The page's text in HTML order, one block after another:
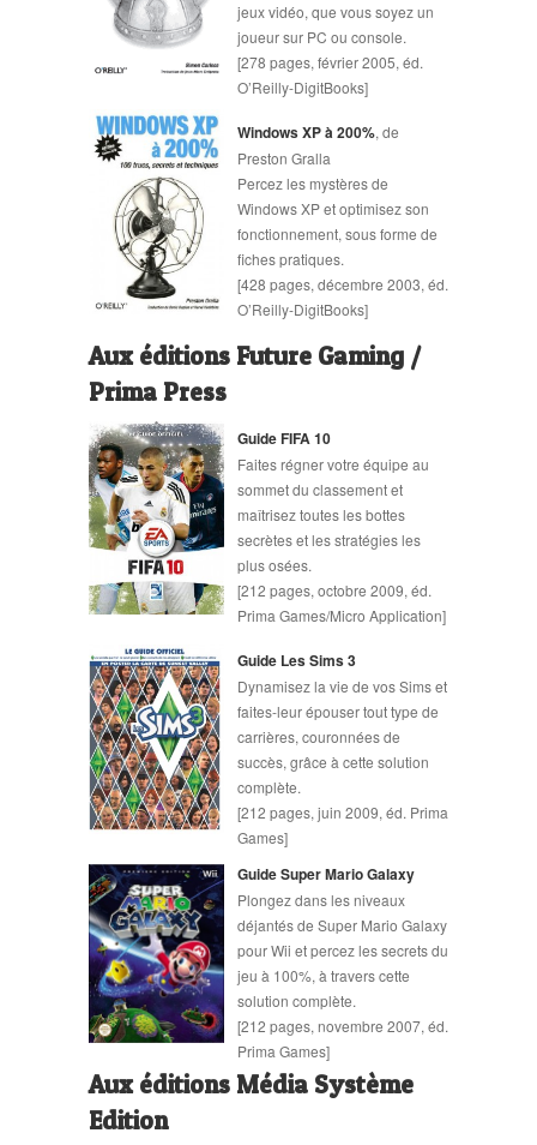
jeux vidéo, que vous soyez un
joueur sur PC ou console.
[278 pages, février 2005, éd.
O’Reilly-DigitBooks]
Windows XP à 200%, de
Preston Gralla
Percez les mystères de
Windows XP et optimisez son
fonctionnement, sous forme de
fiches pratiques.
[428 pages, décembre 2003, éd.
O’Reilly-DigitBooks]
Aux éditions Future Gaming /
Prima Press
Guide FIFA 10
Faites régner votre équipe au
sommet du classement et
maîtrisez toutes les bottes
secrètes et les stratégies les
plus osées.
[212 pages, octobre 2009, éd.
Prima Games/Micro Application]
Guide Les Sims 3
Dynamisez la vie de vos Sims et
faites-leur épouser tout type de
carrières, couronnées de
succès, grâce à cette solution
complète.
[212 pages, juin 2009, éd. Prima
Games]
Guide Super Mario Galaxy
Plongez dans les niveaux
déjantés de Super Mario Galaxy
pour Wii et percez les secrets du
jeu à 100%, à travers cette
solution complète.
[212 pages, novembre 2007, éd.
Prima Games]
Aux éditions Média Système
Edition